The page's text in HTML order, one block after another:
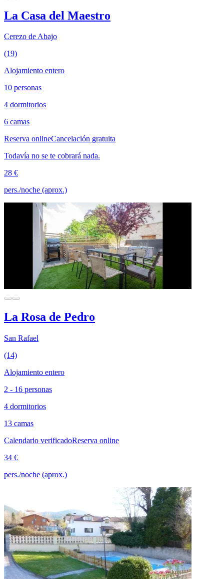
La Casa del Maestro
Cerezo de Abajo
(19)
Alojamiento entero
10 personas
4 dormitorios
6 camas
Reserva onlineCancelación gratuita
Todavía no se te cobrará nada.
28 €
pers./noche (aprox.)
La Rosa de Pedro
San Rafael
(14)
Alojamiento entero
2 - 16 personas
4 dormitorios
13 camas
Calendario verificadoReserva online
34 €
pers./noche (aprox.)